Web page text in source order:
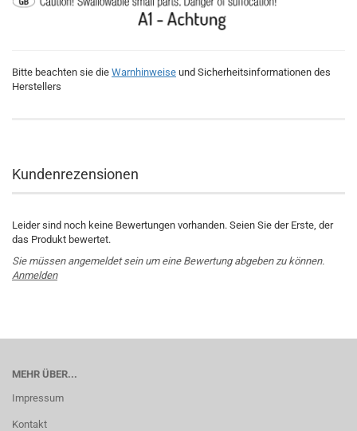
Bitte beachten sie die Warnhinweise und Sicherheitsinformationen des
Herstellers
Kundenrezensionen
Leider sind noch keine Bewertungen vorhanden. Seien Sie der Erste, der
das Produkt bewertet.
Sie müssen angemeldet sein um eine Bewertung abgeben zu können.
Anmelden
MEHR ÜBER...
Impressum
Kontakt